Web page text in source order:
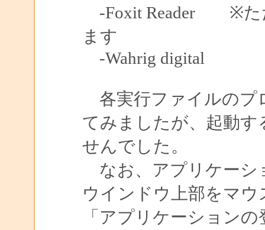
-Foxit Reader ※ただ
ます
-Wahrig digital
各実行ファイルのプ
てみましたが、起動
せんでした。
なお、アプリケーシ
ウインドウ上部をマ
「アプリケーション